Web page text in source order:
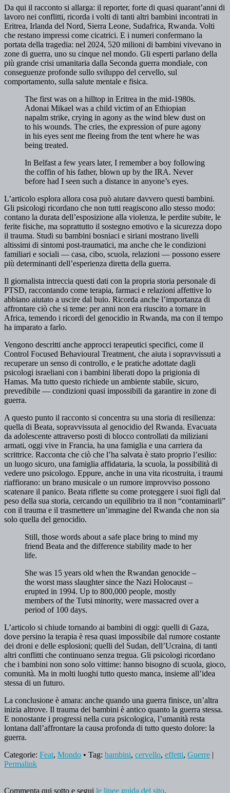
Da qui il racconto si allarga: il reporter, forte di quasi quarant’anni di
lavoro nei conflitti, ricorda i volti di tanti altri bambini incontrati in
Eritrea, Irlanda del Nord, Sierra Leone, Sudafrica, Rwanda. Volti
che restano impressi come cicatrici. E i numeri confermano la
portata della tragedia: nel 2024, 520 milioni di bambini vivevano in
zone di guerra, uno su cinque nel mondo. Gli esperti parlano della
più grande crisi umanitaria dalla Seconda guerra mondiale, con
conseguenze profonde sullo sviluppo del cervello, sul
comportamento, sulla salute mentale e fisica.
The first was on a hilltop in Eritrea in the mid-1980s.
Adonai Mikael was a child victim of an Ethiopian
napalm strike, crying in agony as the wind blew dust on
to his wounds. The cries, the expression of pure agony
in his eyes sent me fleeing from the tent where he was
being treated.
In Belfast a few years later, I remember a boy following
the coffin of his father, blown up by the IRA. Never
before had I seen such a distance in anyone’s eyes.
L’articolo esplora allora cosa può aiutare davvero questi bambini.
Gli psicologi ricordano che non tutti reagiscono allo stesso modo:
contano la durata dell’esposizione alla violenza, le perdite subite, le
ferite fisiche, ma soprattutto il sostegno emotivo e la sicurezza dopo
il trauma. Studi su bambini bosniaci e siriani mostrano livelli
altissimi di sintomi post-traumatici, ma anche che le condizioni
familiari e sociali — casa, cibo, scuola, relazioni — possono essere
più determinanti dell’esperienza diretta della guerra.
Il giornalista intreccia questi dati con la propria storia personale di
PTSD, raccontando come terapia, farmaci e relazioni affettive lo
abbiano aiutato a uscire dal buio. Ricorda anche l’importanza di
affrontare ciò che si teme: per anni non era riuscito a tornare in
Africa, temendo i ricordi del genocidio in Rwanda, ma con il tempo
ha imparato a farlo.
Vengono descritti anche approcci terapeutici specifici, come il
Control Focused Behavioural Treatment, che aiuta i sopravvissuti a
recuperare un senso di controllo, e le pratiche adottate dagli
psicologi israeliani con i bambini liberati dopo la prigionia di
Hamas. Ma tutto questo richiede un ambiente stabile, sicuro,
prevedibile — condizioni quasi impossibili da garantire in zone di
guerra.
A questo punto il racconto si concentra su una storia di resilienza:
quella di Beata, sopravvissuta al genocidio del Rwanda. Evacuata
da adolescente attraverso posti di blocco controllati da miliziani
armati, oggi vive in Francia, ha una famiglia e una carriera da
scrittrice. Racconta che ciò che l’ha salvata è stato proprio l’esilio:
un luogo sicuro, una famiglia affidataria, la scuola, la possibilità di
vedere uno psicologo. Eppure, anche in una vita ricostruita, i traumi
riaffiorano: un brano musicale o un rumore improvviso possono
scatenare il panico. Beata riflette su come proteggere i suoi figli dal
peso della sua storia, cercando un equilibrio tra il non “contaminarli”
con il trauma e il trasmettere un’immagine del Rwanda che non sia
solo quella del genocidio.
Still, those words about a safe place bring to mind my
friend Beata and the difference stability made to her
life.
She was 15 years old when the Rwandan genocide –
the worst mass slaughter since the Nazi Holocaust –
erupted in 1994. Up to 800,000 people, mostly
members of the Tutsi minority, were massacred over a
period of 100 days.
L’articolo si chiude tornando ai bambini di oggi: quelli di Gaza,
dove persino la terapia è resa quasi impossibile dal rumore costante
dei droni e delle esplosioni; quelli del Sudan, dell’Ucraina, di tanti
altri conflitti che continuano senza tregua. Gli psicologi ricordano
che i bambini non sono solo vittime: hanno bisogno di scuola, gioco,
comunità. Ma in molti luoghi tutto questo manca, insieme all’idea
stessa di un futuro.
La conclusione è amara: anche quando una guerra finisce, un’altra
inizia altrove. Il trauma dei bambini è antico quanto la guerra stessa.
E nonostante i progressi nella cura psicologica, l’umanità resta
lontana dall’affrontare la causa profonda di tutto questo dolore: la
guerra.
Categorie: Feat, Mondo • Tag: bambini, cervello, effetti, Guerre |
Permalink
Commenta qui sotto e segui le linee guida del sito.